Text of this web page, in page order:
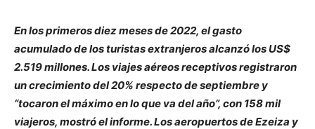
En los primeros diez meses de 2022, el gasto
acumulado de los turistas extranjeros alcanzó los US$
2.519 millones. Los viajes aéreos receptivos registraron
un crecimiento del 20% respecto de septiembre y
“tocaron el máximo en lo que va del año”, con 158 mil
viajeros, mostró el informe. Los aeropuertos de Ezeiza y